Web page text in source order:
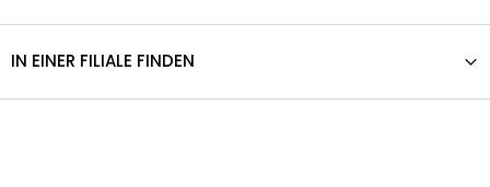
IN EINER FILIALE FINDEN